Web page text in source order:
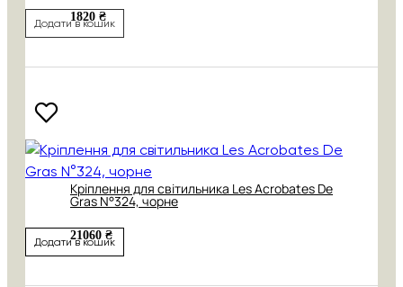
1820 ₴
Додати в кошик
Кріплення для світильника Les Acrobates De
Gras N°324, чорне
21060 ₴
Додати в кошик